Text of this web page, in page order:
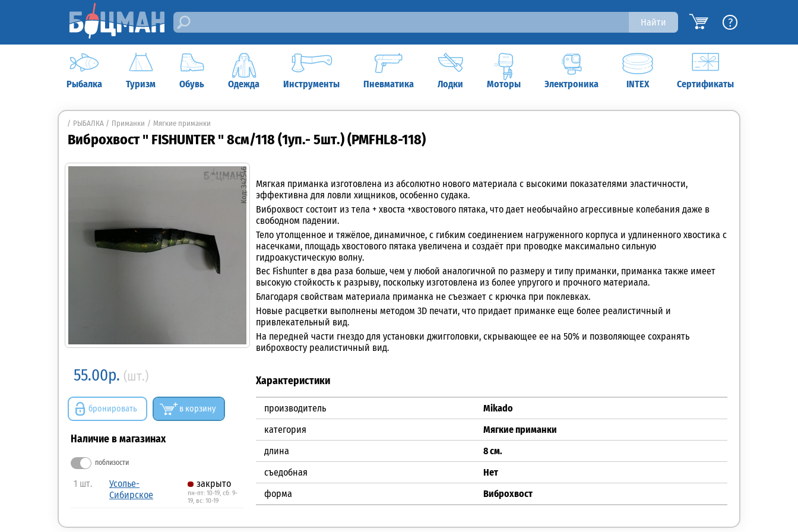
Найти ?
Рыбалка Туризм Обувь Одежда Инструменты Пневматика Лодки Моторы Электроника INTEX Сертификаты
РЫБАЛКА Приманки Мягкие приманки
Виброхвост " FISHUNTER " 8см/118 (1уп.- 5шт.) (PMFHL8-118)
342546
55.00р. (шт.)
бронировать в корзину
Наличие в магазинах
поблизости
1 шт.
Усолье-
Сибирское
закрыто
пн-пт: 10-19, сб: 9-
19, вс: 10-19
Мягкая приманка изготовлена из абсолютно нового материала с высокими показателями эластичности,
эффективна для ловли хищников, особенно судака.
Виброхвост состоит из тела + хвоста +хвостового пятака, что дает необычайно агрессивные колебания даже в
свободном падении.
Тело утолщенное и тяжёлое, динамичное, с гибким соединением нагруженного корпуса и удлиненного хвостика с
насечками, площадь хвостового пятака увеличена и создаёт при проводке максимально сильную
гидроакустическую волну.
Вес Fishunter в два раза больше, чем у любой аналогичной по размеру и типу приманки, приманка также имеет
высокую стойкость к разрыву, поскольку изготовлена из более упругого и прочного материала.
Благодаря свойствам материала приманка не съезжает с крючка при поклевках.
Новые расцветки выполнены методом 3D печати, что придает приманке еще более реалистичный и
привлекательный вид.
На передней части гнездо для установки джигголовки, скрывающее ее на 50% и позволяющее сохранять
виброхвосту реалистичный вид.
Характеристики
производитель
Mikado
категория
Мягкие приманки
длина
8 см.
съедобная
Нет
форма
Виброхвост